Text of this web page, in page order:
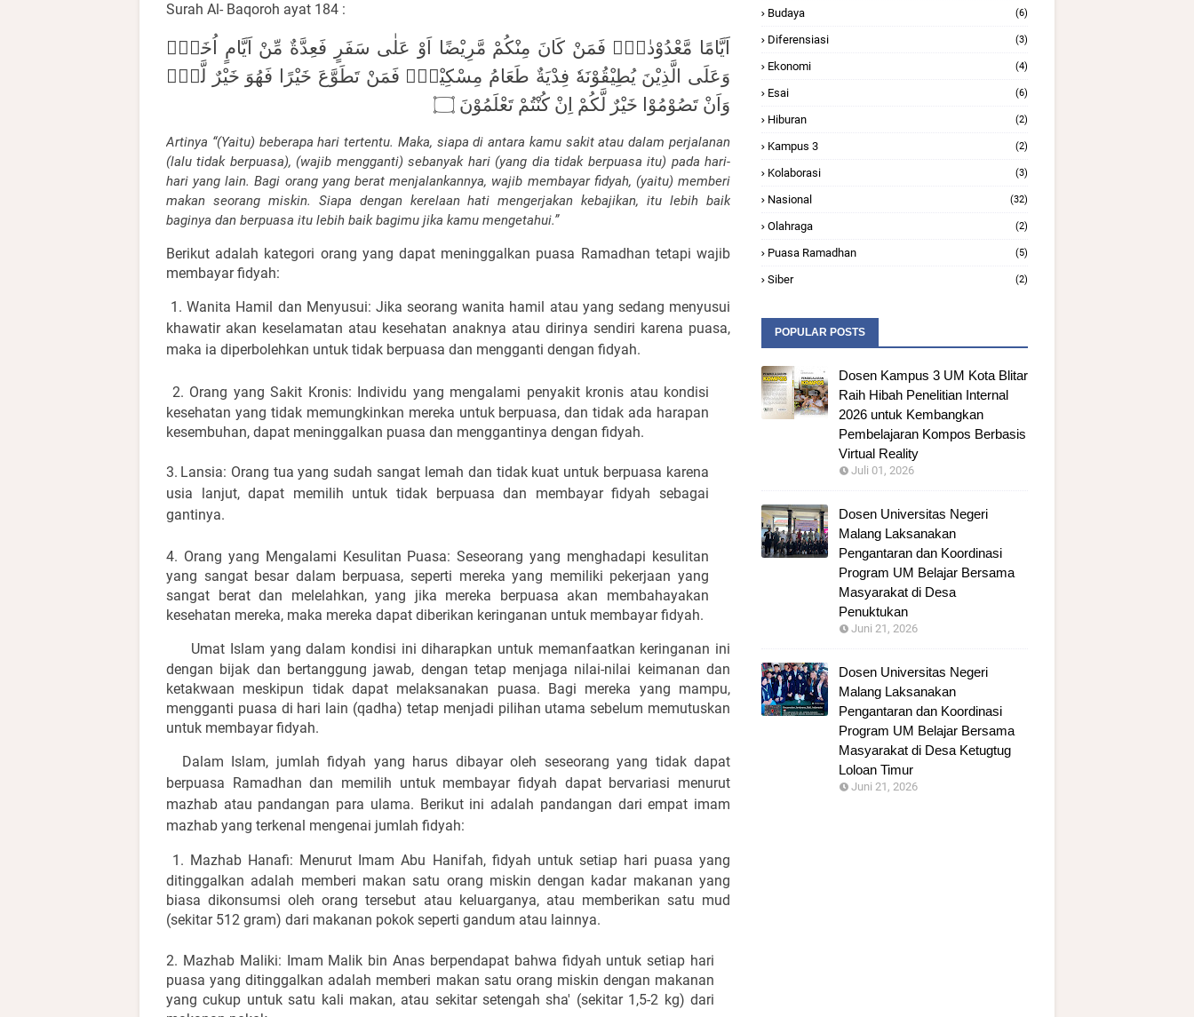
Surah Al- Baqoroh ayat 184 :
اَيَّامًا مَّعْدُوْدٰتٍۗ فَمَنْ كَانَ مِنْكُمْ مَّرِيْضًا اَوْ عَلٰى سَفَرٍ فَعِدَّةٌ مِّنْ اَيَّامٍ اُخَرَۗ
وَعَلَى الَّذِيْنَ يُطِيْقُوْنَهٗ فِدْيَةٌ طَعَامُ مِسْكِيْنٍۗ فَمَنْ تَطَوَّعَ خَيْرًا فَهُوَ خَيْرٌ لَّهٗۗ
وَاَنْ تَصُوْمُوْا خَيْرٌ لَّكُمْ اِنْ كُنْتُمْ تَعْلَمُوْنَ ۝
Artinya “(Yaitu) beberapa hari tertentu. Maka, siapa di antara kamu sakit atau dalam perjalanan
(lalu tidak berpuasa), (wajib mengganti) sebanyak hari (yang dia tidak berpuasa itu) pada hari-
hari yang lain. Bagi orang yang berat menjalankannya, wajib membayar fidyah, (yaitu) memberi
makan seorang miskin. Siapa dengan kerelaan hati mengerjakan kebajikan, itu lebih baik
baginya dan berpuasa itu lebih baik bagimu jika kamu mengetahui.”
Berikut adalah kategori orang yang dapat meninggalkan puasa Ramadhan tetapi wajib
membayar fidyah:
1.Wanita Hamil dan Menyusui: Jika seorang wanita hamil atau yang sedang menyusui
khawatir akan keselamatan atau kesehatan anaknya atau dirinya sendiri karena puasa,
maka ia diperbolehkan untuk tidak berpuasa dan mengganti dengan fidyah.
2. Orang yang Sakit Kronis: Individu yang mengalami penyakit kronis atau kondisi
kesehatan yang tidak memungkinkan mereka untuk berpuasa, dan tidak ada harapan
kesembuhan, dapat meninggalkan puasa dan menggantinya dengan fidyah.
3. Lansia: Orang tua yang sudah sangat lemah dan tidak kuat untuk berpuasa karena
usia lanjut, dapat memilih untuk tidak berpuasa dan membayar fidyah sebagai
gantinya.
4. Orang yang Mengalami Kesulitan Puasa: Seseorang yang menghadapi kesulitan
yang sangat besar dalam berpuasa, seperti mereka yang memiliki pekerjaan yang
sangat berat dan melelahkan, yang jika mereka berpuasa akan membahayakan
kesehatan mereka, maka mereka dapat diberikan keringanan untuk membayar fidyah.
Umat Islam yang dalam kondisi ini diharapkan untuk memanfaatkan keringanan ini
dengan bijak dan bertanggung jawab, dengan tetap menjaga nilai-nilai keimanan dan
ketakwaan meskipun tidak dapat melaksanakan puasa. Bagi mereka yang mampu,
mengganti puasa di hari lain (qadha) tetap menjadi pilihan utama sebelum memutuskan
untuk membayar fidyah.
Dalam Islam, jumlah fidyah yang harus dibayar oleh seseorang yang tidak dapat
berpuasa Ramadhan dan memilih untuk membayar fidyah dapat bervariasi menurut
mazhab atau pandangan para ulama. Berikut ini adalah pandangan dari empat imam
mazhab yang terkenal mengenai jumlah fidyah:
1. Mazhab Hanafi: Menurut Imam Abu Hanifah, fidyah untuk setiap hari puasa yang
ditinggalkan adalah memberi makan satu orang miskin dengan kadar makanan yang
biasa dikonsumsi oleh orang tersebut atau keluarganya, atau memberikan satu mud
(sekitar 512 gram) dari makanan pokok seperti gandum atau lainnya.
2. Mazhab Maliki: Imam Malik bin Anas berpendapat bahwa fidyah untuk setiap hari
puasa yang ditinggalkan adalah memberi makan satu orang miskin dengan makanan
yang cukup untuk satu kali makan, atau sekitar setengah sha' (sekitar 1,5-2 kg) dari
Budaya (6)
Diferensiasi (3)
Ekonomi (4)
Esai (6)
Hiburan (2)
Kampus 3 (2)
Kolaborasi (3)
Nasional (32)
Olahraga (2)
Puasa Ramadhan (5)
Siber (2)
POPULAR POSTS
Dosen Kampus 3 UM Kota Blitar
Raih Hibah Penelitian Internal
2026 untuk Kembangkan
Pembelajaran Kompos Berbasis
Virtual Reality
Juli 01, 2026
Dosen Universitas Negeri
Malang Laksanakan
Pengantaran dan Koordinasi
Program UM Belajar Bersama
Masyarakat di Desa
Penuktukan
Juni 21, 2026
Dosen Universitas Negeri
Malang Laksanakan
Pengantaran dan Koordinasi
Program UM Belajar Bersama
Masyarakat di Desa Ketugtug
Loloan Timur
Juni 21, 2026